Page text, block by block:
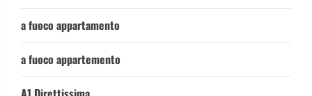
a fuoco appartamento
a fuoco appartemento